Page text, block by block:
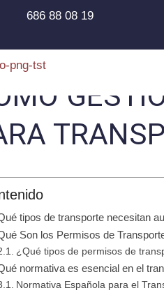
686 88 08 19
tipos de transporte necesitan
Son los Permisos de
¿Qué tipos de permisos de
normativa es esencial en el
Normativa Española para el